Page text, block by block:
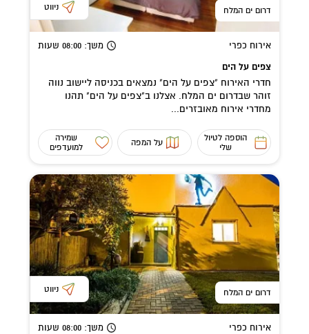
דרום ים המלח ניווט
אירוח כפרי משך: 08:00 שעות
צפים על הים
חדרי האירוח "צפים על הים" נמצאים בכניסה ליישוב נווה
זוהר שבדרום ים המלח. אצלנו ב"צפים על הים" תהנו
מחדרי אירוח מאובזרים...
הוספה לטיול
שלי
על המפה
שמירה
למועדפים
דרום ים המלח ניווט
אירוח כפרי משך: 08:00 שעות